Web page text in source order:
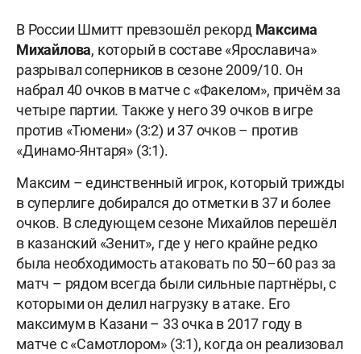
В России Шмитт превзошёл рекорд Максима
Михайлова, который в составе «Ярославича»
разрывал соперников в сезоне 2009/10. Он
набрал 40 очков в матче с «Факелом», причём за
четыре партии. Также у него 39 очков в игре
против «Тюмени» (3:2) и 37 очков – против
«Динамо-Янтаря» (3:1).
Максим – единственный игрок, который трижды
в суперлиге добирался до отметки в 37 и более
очков. В следующем сезоне Михайлов перешёл
в казанский «Зенит», где у него крайне редко
была необходимость атаковать по 50–60 раз за
матч – рядом всегда были сильные партнёры, с
которыми он делил нагрузку в атаке. Его
максимум в Казани – 33 очка в 2017 году в
матче с «Самотлором» (3:1), когда он реализовал